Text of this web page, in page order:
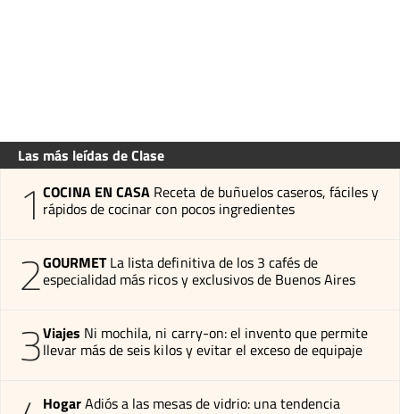
Las más leídas de Clase
1 COCINA EN CASA Receta de buñuelos caseros, fáciles y
rápidos de cocinar con pocos ingredientes
2GOURMET La lista definitiva de los 3 cafés de
especialidad más ricos y exclusivos de Buenos Aires
3Viajes Ni mochila, ni carry-on: el invento que permite
llevar más de seis kilos y evitar el exceso de equipaje
HogarAdiós a las mesas de vidrio: una tendencia